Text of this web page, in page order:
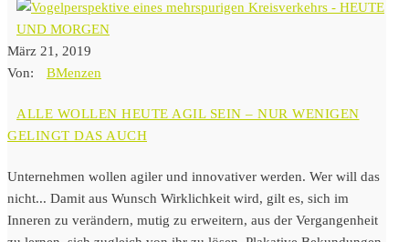
März 21, 2019
Von:
BMenzen
ALLE WOLLEN HEUTE AGIL SEIN – NUR WENIGEN
GELINGT DAS AUCH
Unternehmen wollen agiler und innovativer werden. Wer will das
nicht... Damit aus Wunsch Wirklichkeit wird, gilt es, sich im
Inneren zu verändern, mutig zu erweitern, aus der Vergangenheit